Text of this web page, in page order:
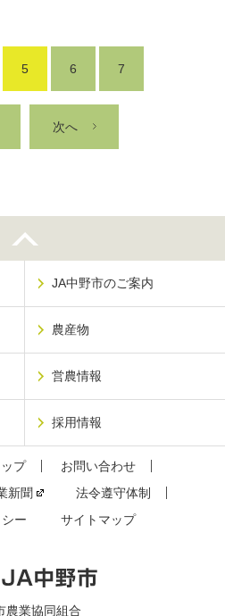
5 6 7
次へ
JA中野市のご案内
農産物
営農情報
採用情報
プ
お問い合わせ
新聞
法令遵守体制
ー
サイトマップ
農業協同組合